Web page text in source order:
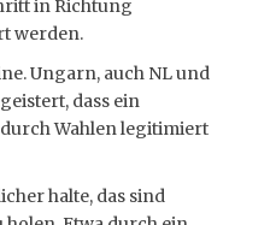
in Richtung
werden.
Ungarn, auch NL und
dass ein
Wahlen legitimiert
halte, das sind